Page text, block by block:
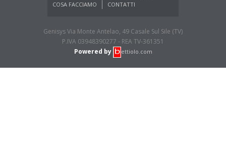
COSA FACCIAMO
CONTATTI
Genisys Via Monte Antelao, 49 Casale Sul Sile (TV)
P.IVA 03948390277 - REA TV-361351
Powered by
ettiolo.com